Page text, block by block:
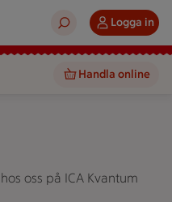
Logga in
Handla online
oss på ICA Kvantum